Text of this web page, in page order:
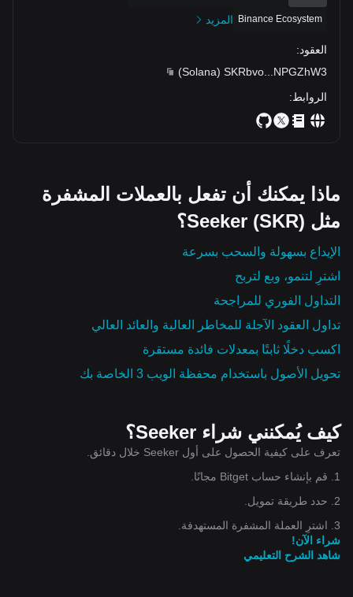
Binance Ecosystem المزيد
العقود:
SKRbvo
NPGZhW3
(
Solana
)
الروابط:
ماذا يمكنك أن تفعل بالعملات المشفرة
مثل Seeker (SKR)؟
الإيداع بسهولة والسحب بسرعة
اشترِ لتنمو، وبع لتربح
التداول الفوري للمراجحة
تداول العقود الآجلة للمخاطر العالية والعائد العالي
اكسب دخلًا ثابتًا بمعدلات فائدة مستقرة
تحويل الأصول باستخدام محفظة الويب 3 الخاصة بك
كيف يُمكنني شراء Seeker؟
تعرف على كيفية الحصول على أول Seeker خلال دقائق.
1. قم بإنشاء حساب Bitget مجانًا.
2. حدد طريقة تمويل.
3. اشترِ العملة المشفرة المستهدفة.
شراء الآن!
شاهد الشرح التعليمي